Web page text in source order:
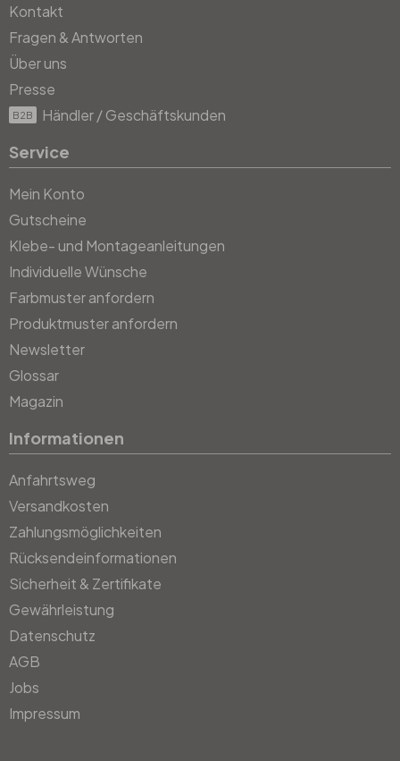
Kontakt
Fragen & Antworten
Über uns
Presse
B2B Händler / Geschäftskunden
Service
Mein Konto
Gutscheine
Klebe- und Montageanleitungen
Individuelle Wünsche
Farbmuster anfordern
Produktmuster anfordern
Newsletter
Glossar
Magazin
Informationen
Anfahrtsweg
Versandkosten
Zahlungsmöglichkeiten
Rücksendeinformationen
Sicherheit & Zertifikate
Gewährleistung
Datenschutz
AGB
Jobs
Impressum